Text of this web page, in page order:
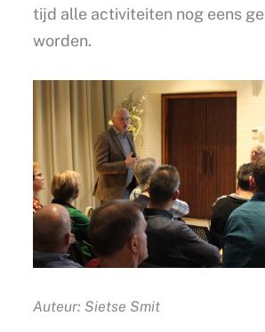
tijd alle activiteiten nog eens
worden.
Auteur: Sietse Smit